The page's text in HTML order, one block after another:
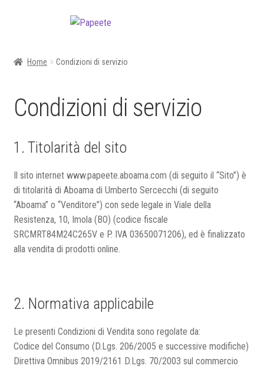
Home Condizioni di servizio
Condizioni di servizio
1. Titolarità del sito
Il sito internet www.papeete.aboama.com (di seguito il “Sito”) è
di titolarità di Aboama di Umberto Sercecchi (di seguito
“Aboama” o “Venditore”) con sede legale in Viale della
Resistenza, 10, Imola (BO) (codice fiscale
SRCMRT84M24C265V e P. IVA 03650071206), ed è finalizzato
alla vendita di prodotti online.
2. Normativa applicabile
Le presenti Condizioni di Vendita sono regolate da:
Codice del Consumo (D.Lgs. 206/2005 e successive modifiche)
Direttiva Omnibus 2019/2161 D.Lgs. 70/2003 sul commercio